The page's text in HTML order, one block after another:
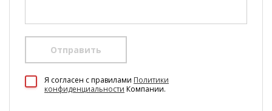
Отправить
Я согласен c правилами Политики
конфиденциальности Компании.